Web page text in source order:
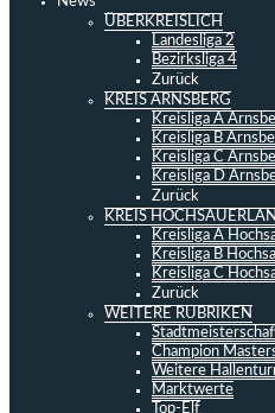
ÜBERKREISLICH
Landesliga 2
Bezirksliga 4
Zurück
KREIS ARNSBERG
Kreisliga A
Kreisliga B
Kreisliga C
Kreisliga D
Zurück
KREIS
Kreisliga A
Kreisliga B
Kreisliga C
Zurück
WEITERE RUBRIKEN
Champion
Weitere
Marktwerte
Top-Elf